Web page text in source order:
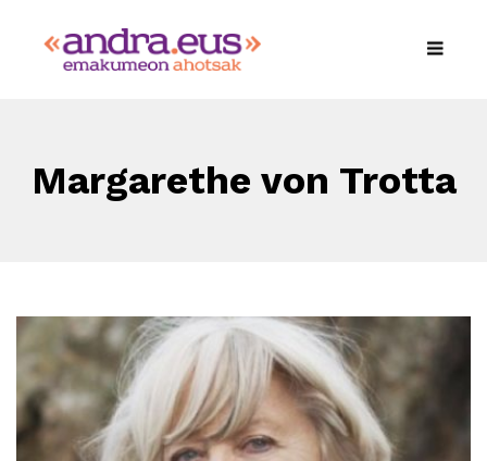
Margarethe von Trotta